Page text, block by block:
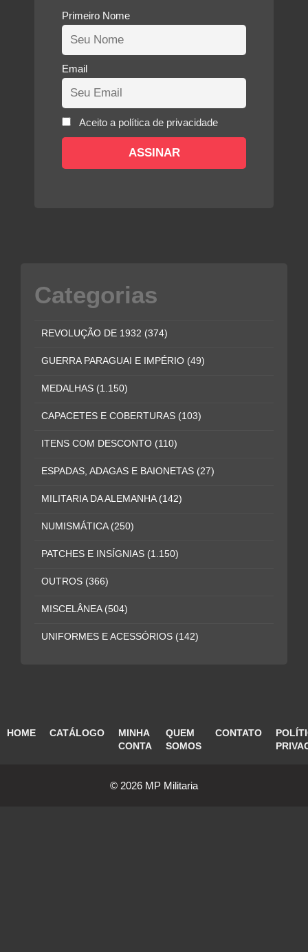
Primeiro Nome
Email
Aceito a política de privacidade
Categorias
REVOLUÇÃO DE 1932 (374)
GUERRA PARAGUAI E IMPÉRIO (49)
MEDALHAS (1.150)
CAPACETES E COBERTURAS (103)
ITENS COM DESCONTO (110)
ESPADAS, ADAGAS E BAIONETAS (27)
MILITARIA DA ALEMANHA (142)
NUMISMÁTICA (250)
PATCHES E INSÍGNIAS (1.150)
OUTROS (366)
MISCELÂNEA (504)
UNIFORMES E ACESSÓRIOS (142)
HOME CATÁLOGO
MINHA
CONTA
QUEM
SOMOS
CONTATO
© 2026 MP Militaria